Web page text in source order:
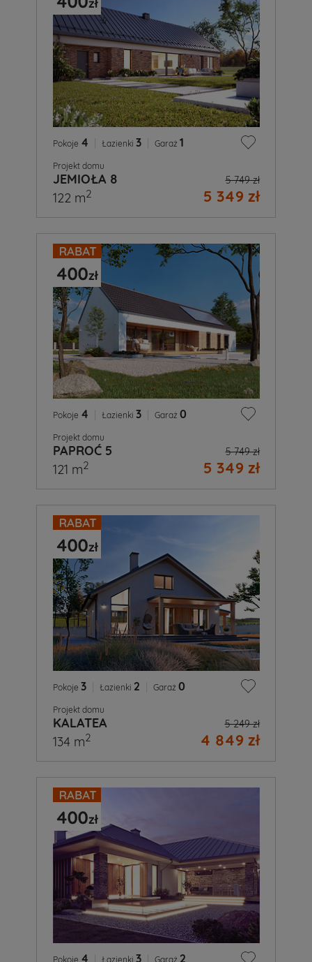
Pokoje 4 Łazienki 3 Garaż 1
Projekt domu
JEMIOŁA 8 5 749 zł
5 349 zł
122 m2
Pokoje 4 Łazienki 3 Garaż 0
Projekt domu
PAPROĆ 5 5 749 zł
5 349 zł
121 m2
Pokoje 3 Łazienki 2 Garaż 0
Projekt domu
KALATEA 5 249 zł
4 849 zł
134 m2
Pokoje 4 Łazienki 3 Garaż 2